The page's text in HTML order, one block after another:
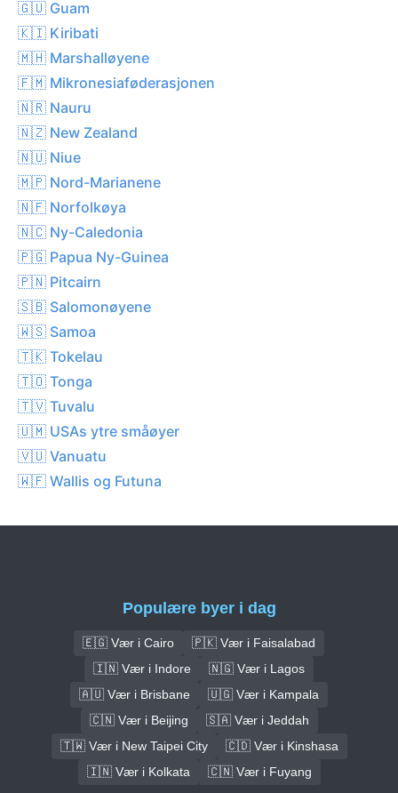
🇬🇺 Guam
🇰🇮 Kiribati
🇲🇭 Marshalløyene
🇫🇲 Mikronesiaføderasjonen
🇳🇷 Nauru
🇳🇿 New Zealand
🇳🇺 Niue
🇲🇵 Nord-Marianene
🇳🇫 Norfolkøya
🇳🇨 Ny-Caledonia
🇵🇬 Papua Ny-Guinea
🇵🇳 Pitcairn
🇸🇧 Salomonøyene
🇼🇸 Samoa
🇹🇰 Tokelau
🇹🇴 Tonga
🇹🇻 Tuvalu
🇺🇲 USAs ytre småøyer
🇻🇺 Vanuatu
🇼🇫 Wallis og Futuna
Populære byer i dag
🇪🇬 Vær i Cairo
🇵🇰 Vær i Faisalabad
🇮🇳 Vær i Indore
🇳🇬 Vær i Lagos
🇦🇺 Vær i Brisbane
🇺🇬 Vær i Kampala
🇨🇳 Vær i Beijing
🇸🇦 Vær i Jeddah
🇹🇼 Vær i New Taipei City
🇨🇩 Vær i Kinshasa
🇮🇳 Vær i Kolkata
🇨🇳 Vær i Fuyang